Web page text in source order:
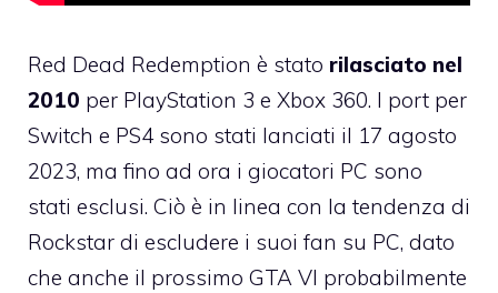
Red Dead Redemption è stato rilasciato nel
2010 per PlayStation 3 e Xbox 360. I port per
Switch e PS4 sono stati lanciati il ​​17 agosto
2023, ma fino ad ora i giocatori PC sono
stati esclusi. Ciò è in linea con la tendenza di
Rockstar di escludere i suoi fan su PC, dato
che anche il prossimo GTA VI probabilmente